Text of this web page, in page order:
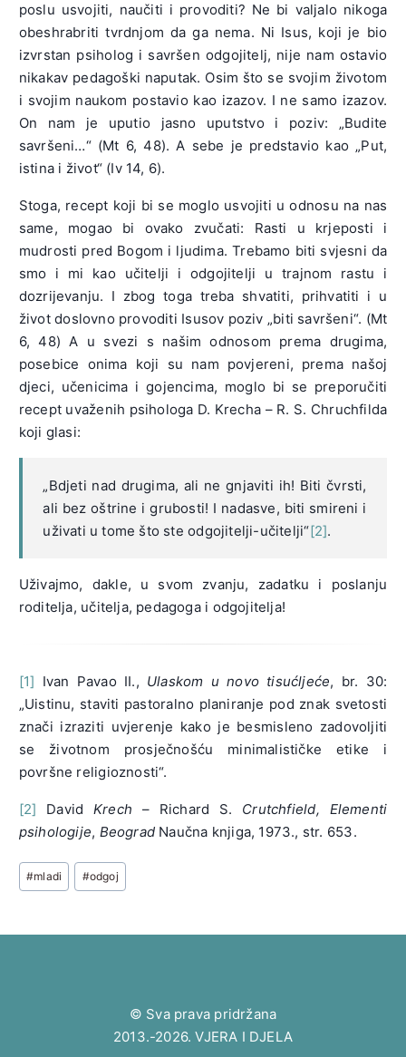
poslu usvojiti, naučiti i provoditi? Ne bi valjalo nikoga
obeshrabriti tvrdnjom da ga nema. Ni Isus, koji je bio
izvrstan psiholog i savršen odgojitelj, nije nam ostavio
nikakav pedagoški naputak. Osim što se svojim životom
i svojim naukom postavio kao izazov. I ne samo izazov.
On nam je uputio jasno uputstvo i poziv: „Budite
savršeni…“ (Mt 6, 48). A sebe je predstavio kao „Put,
istina i život“ (Iv 14, 6).
Stoga, recept koji bi se moglo usvojiti u odnosu na nas
same, mogao bi ovako zvučati: Rasti u krjeposti i
mudrosti pred Bogom i ljudima. Trebamo biti svjesni da
smo i mi kao učitelji i odgojitelji u trajnom rastu i
dozrijevanju. I zbog toga treba shvatiti, prihvatiti i u
život do­slovno provoditi Isusov poziv „biti savršeni“. (Mt
6, 48) A u svezi s našim odnosom prema drugima,
posebice onima koji su nam povjereni, prema našoj
djeci, učenicima i gojencima, moglo bi se preporučiti
recept uvaženih psihologa D. Krecha – R. S. Chruchfilda
koji glasi:
„Bdjeti nad drugima, ali ne gnjaviti ih! Biti čvrsti,
ali bez oštrine i grubosti! I nadasve, biti smireni i
uživati u tome što ste odgojitelji-učitelji“[2].
Uživajmo, dakle, u svom zvanju, zadatku i poslanju
roditelja, učitelja, pedagoga i odgojitelja!
[1] Ivan Pavao II., Ulaskom u novo tisućljeće, br. 30:
„Uistinu, staviti pastoralno planiranje pod znak svetosti
znači izraziti uvjerenje kako je besmisleno zadovoljiti
se životnom prosječnošću minimalističke etike i
površne religioznosti“.
[2] DavidKrech – Richard S. Crutchfield, Elementi
psihologije, Beograd Naučna knjiga, 1973., str. 653.
Post
Tags:
#mladi #odgoj
© Sva prava pridržana
2013.-2026. VJERA I DJELA